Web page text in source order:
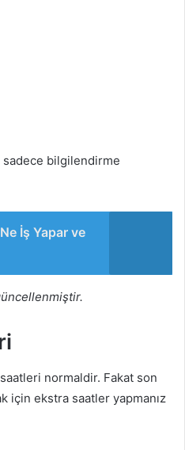
sadece bilgilendirme
İş Yapar ve
saatleri normaldir. Fakat son
için ekstra saatler yapmanız